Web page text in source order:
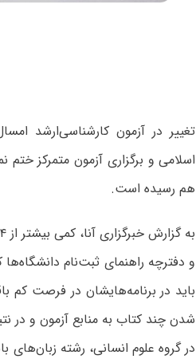
تغییر در آزمون کارشناسی‌ارشد
اسلامی و برگزاری آزمون متمرکز
هم رسیده است.
و دفترچه راهنمای ثبت‌نام
باید در برنامه‌هایشان در فرصت کم
شدن چند کتاب به منابع آزمون و در
در گروه علوم انسانی، رشته زبان‌های